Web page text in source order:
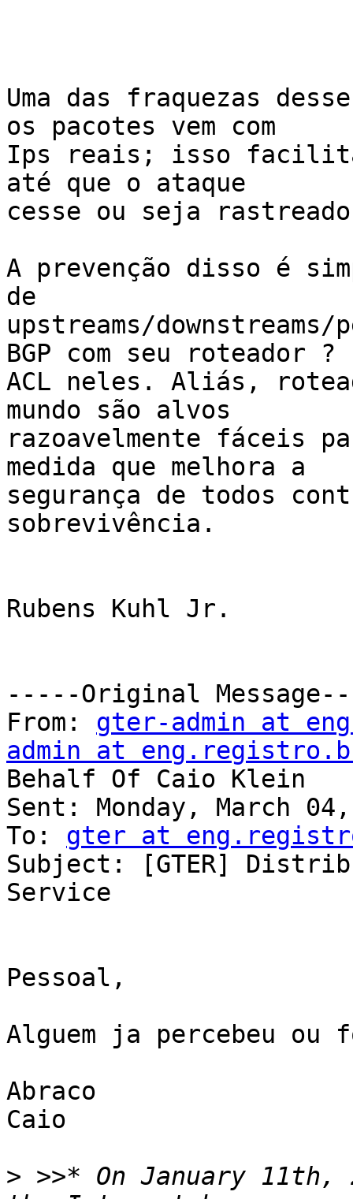
Uma das fraquezas
os pacotes vem com
Ips reais; isso
até que o ataque
cesse ou seja
A prevenção disso é
de
upstreams/
BGP com seu roteador ?
ACL neles. Aliás,
mundo são alvos
razoavelmente fáceis
medida que melhora a
segurança de todos
sobrevivência.
Rubens Kuhl Jr.
-----Original
From: gter-admin at
admin at
Behalf Of Caio Klein
Sent: Monday, March
To: gter at
Subject: [GTER]
Service
Pessoal,
Alguem ja percebeu ou
Abraco
Caio
> >>* On January